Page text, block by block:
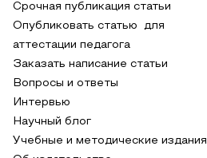
Срочная публикация статьи
Опубликовать статью для
аттестации педагога
Заказать написание статьи
Вопросы и ответы
Интервью
Научный блог
Учебные и методические издания